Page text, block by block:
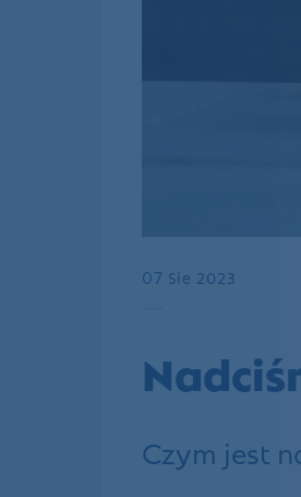
07 Sie 2023
Czym jest